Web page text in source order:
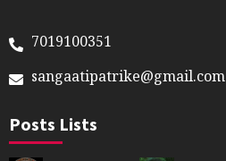
7019100351
sangaatipatrike@gmail.com
Posts Lists